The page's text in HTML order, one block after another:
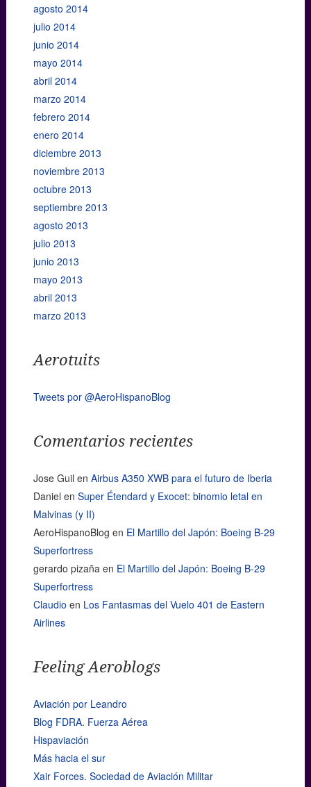
agosto 2014
julio 2014
junio 2014
mayo 2014
abril 2014
marzo 2014
febrero 2014
enero 2014
diciembre 2013
noviembre 2013
octubre 2013
septiembre 2013
agosto 2013
julio 2013
junio 2013
mayo 2013
abril 2013
marzo 2013
Aerotuits
Tweets por @AeroHispanoBlog
Comentarios recientes
Jose Guil en Airbus A350 XWB para el futuro de Iberia
Daniel en Super Étendard y Exocet: binomio letal en
Malvinas (y II)
AeroHispanoBlog en El Martillo del Japón: Boeing B-29
Superfortress
gerardo pizaña en El Martillo del Japón: Boeing B-29
Superfortress
Claudio en Los Fantasmas del Vuelo 401 de Eastern
Airlines
Feeling Aeroblogs
Aviación por Leandro
Blog FDRA. Fuerza Aérea
Hispaviación
Más hacia el sur
Xair Forces. Sociedad de Aviación Militar